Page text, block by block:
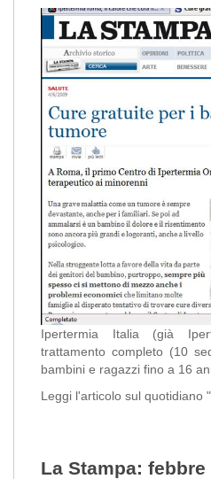
Ipertermia Italia (già
trattamento completo (10
bambini e ragazzi fino a 16
Leggi l'articolo sul quotidiano "
La Stampa: